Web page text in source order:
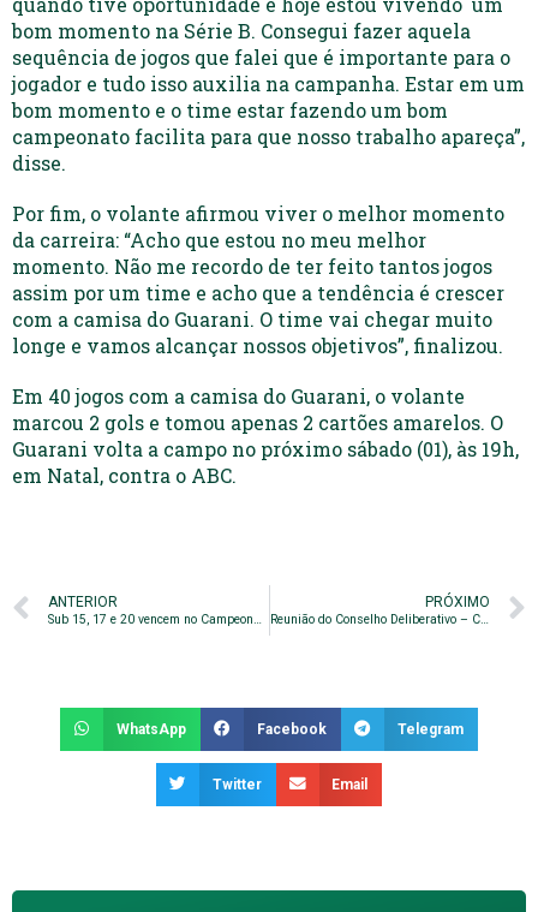
bom momento na Série B. Consegui fazer aquela
sequência de jogos que falei que é importante para o
jogador e tudo isso auxilia na campanha. Estar em um
bom momento e o time estar fazendo um bom
campeonato facilita para que nosso trabalho apareça”,
disse.
Por fim, o volante afirmou viver o melhor momento
da carreira: “Acho que estou no meu melhor
momento. Não me recordo de ter feito tantos jogos
assim por um time e acho que a tendência é crescer
com a camisa do Guarani. O time vai chegar muito
longe e vamos alcançar nossos objetivos”, finalizou.
Em 40 jogos com a camisa do Guarani, o volante
marcou 2 gols e tomou apenas 2 cartões amarelos. O
Guarani volta a campo no próximo sábado (01), às 19h,
em Natal, contra o ABC.
ANTERIOR
Sub 15, 17 e 20 vencem no Campeonato Paulista
PRÓXIMO
Reunião do Conselho Deliberativo – Cancelada
WhatsApp Facebook Telegram
Twitter Email